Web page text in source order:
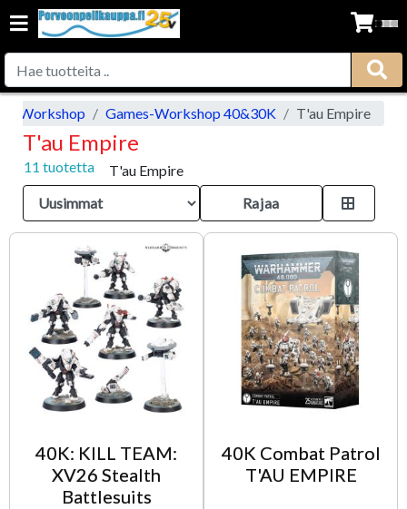
Workshop Games-Workshop 40&30K T'au Empire
T'au Empire
11 tuotetta
T'au Empire
Rajaa
40K: KILL TEAM:
XV26 Stealth
Battlesuits
40K Combat Patrol
T'AU EMPIRE